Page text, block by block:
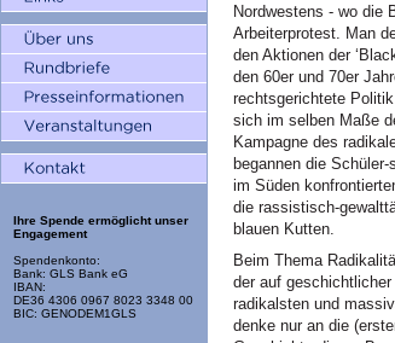
Ihre Spende ermöglicht unser
Engagement
Spendenkonto:
Bank: GLS Bank eG
IBAN:
DE36 4306 0967 8023 3348 00
BIC: GENODEM1GLS
Nordwestens - wo die
Arbeiterprotest. Man
den Aktionen der
den 60er und 70er
rechtsgerichtete
sich im selben Maße
Kampagne des
begannen die
im Süden
die rassistisch-
blauen Kutten.
Beim Thema
der auf
radikalsten und
denke nur an die